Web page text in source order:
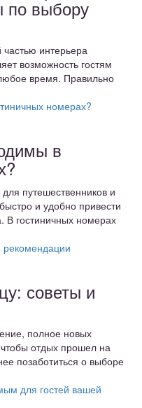
по выбору
интерьера
возможность гостям
время. Правильно
в
путешественников и
и удобно привести
В гостиничных номерах
советы и
полное новых
отдых прошел на
позаботиться о выборе